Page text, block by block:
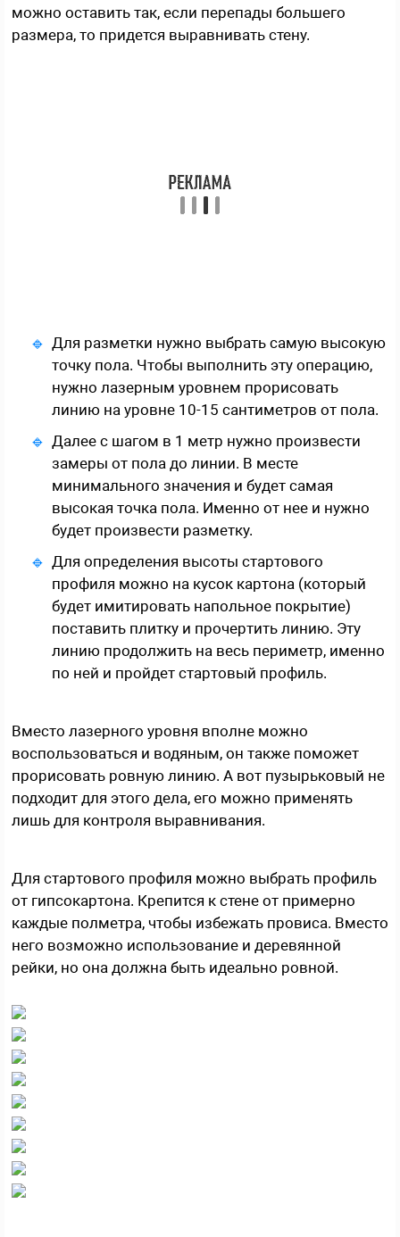
можно оставить так, если перепады большего
размера, то придется выравнивать стену.
Для разметки нужно выбрать самую высокую
точку пола. Чтобы выполнить эту операцию,
нужно лазерным уровнем прорисовать
линию на уровне 10-15 сантиметров от пола.
Далее с шагом в 1 метр нужно произвести
замеры от пола до линии. В месте
минимального значения и будет самая
высокая точка пола. Именно от нее и нужно
будет произвести разметку.
Для определения высоты стартового
профиля можно на кусок картона (который
будет имитировать напольное покрытие)
поставить плитку и прочертить линию. Эту
линию продолжить на весь периметр, именно
по ней и пройдет стартовый профиль.
Вместо лазерного уровня вполне можно
воспользоваться и водяным, он также поможет
прорисовать ровную линию. А вот пузырьковый не
подходит для этого дела, его можно применять
лишь для контроля выравнивания.
Для стартового профиля можно выбрать профиль
от гипсокартона. Крепится к стене от примерно
каждые полметра, чтобы избежать провиса. Вместо
него возможно использование и деревянной
рейки, но она должна быть идеально ровной.